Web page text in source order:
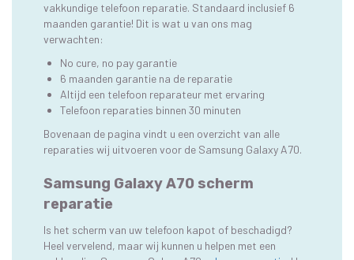
vakkundige telefoon reparatie. Standaard inclusief 6
maanden garantie! Dit is wat u van ons mag
verwachten:
No cure, no pay garantie
6 maanden garantie na de reparatie
Altijd een telefoon reparateur met ervaring
Telefoon reparaties binnen 30 minuten
Bovenaan de pagina vindt u een overzicht van alle
reparaties wij uitvoeren voor de Samsung Galaxy A70.
Samsung Galaxy A70 scherm
reparatie
Is het scherm van uw telefoon kapot of beschadigd?
Heel vervelend, maar wij kunnen u helpen met een